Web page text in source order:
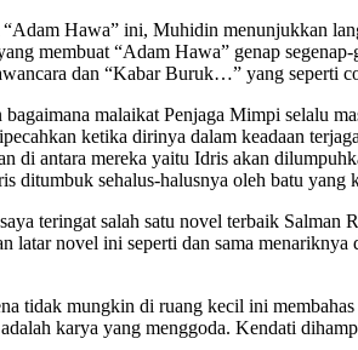
Hawa” ini, Muhidin menunjukkan
membuat “Adam Hawa” genap
dan “Kabar Buruk…” yang seperti
malaikat Penjaga Mimpi selalu
ketika dirinya dalam keadaan
di antara mereka yaitu Idris akan
ditumbuk sehalus-halusnya oleh batu yang
teringat salah satu novel terbaik
latar novel ini seperti dan sama
tidak mungkin di ruang kecil ini
karya yang menggoda. Kendati